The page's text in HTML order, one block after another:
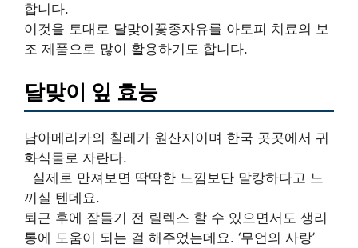
합니다.
이것을 토대로 달맞이꽃종자유를 아토피 치료의 보
조 제품으로 많이 활용하기도 합니다.
달맞이 잎 효능
남아메리카의 칠레가 원산지이며 한국 곳곳에서 귀
화식물로 자란다.
​ ​ 실제로 만져보면 딱딱한 느낌보단 말캉하다고 느
끼실 텐데요.
퇴근 후에 잠들기 전 릴렉스 할 수 있으면서도 생리
통에 도움이 되는 걸 해주었는데요. ‘무언의 사랑’